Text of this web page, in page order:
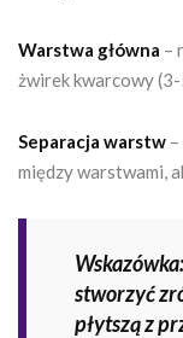
Warstwa główna –
żwirek kwarcowy (3-
Separacja warstw
między warstwami,
stworzyć
płytszą z